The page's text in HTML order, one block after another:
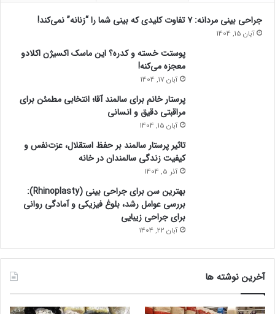
جراحی بینی مردانه: ۷ تفاوت کلیدی که بینی شما را “زنانه” نمی‌کند!
آبان 15, 1404
پوستت خسته و کدره؟ این ماسک اکسیژن اکلادو
معجزه می‌کنه!
آبان 17, 1404
پرستار خانم برای سالمند آقا؛ انتخابی مطمئن برای
مراقبتی دقیق و انسانی
آبان 15, 1404
تاثیر پرستار سالمند بر حفظ استقلال، عزت‌نفس و
کیفیت زندگی سالمندان در خانه
آذر 5, 1404
بهترین سن برای جراحی بینی (Rhinoplasty):
بررسی عوامل رشد، بلوغ فیزیکی و آمادگی روانی
برای جراحی زیبایی
آبان 22, 1404
آخرین نوشته ها